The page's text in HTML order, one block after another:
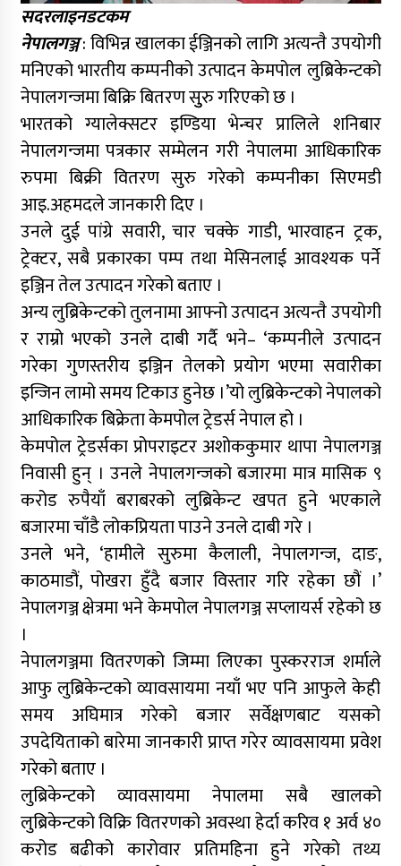
सदरलाइनडटकम
नेपालगञ्ज: विभिन्न खालका ईञ्जिनको लागि अत्यन्तै उपयोगी
मनिएको भारतीय कम्पनीको उत्पादन केमपोल लुब्रिकेन्टको
नेपालगन्जमा बिक्रि बितरण सुुरु गरिएको छ ।
भारतको ग्यालेक्सटर इण्डिया भेन्चर प्रालिले शनिबार
नेपालगन्जमा पत्रकार सम्मेलन गरी नेपालमा आधिकारिक
रुपमा बिक्री वितरण सुरु गरेको कम्पनीका सिएमडी
आइ.अहमदले जानकारी दिए ।
उनले दुई पांग्रे सवारी, चार चक्के गाडी, भारवाहन ट्रक,
ट्रेक्टर, सबै प्रकारका पम्प तथा मेसिनलाई आवश्यक पर्ने
इञ्जिन तेल उत्पादन गरेको बताए ।
अन्य लुब्रिकेन्टको तुलनामा आफ्नो उत्पादन अत्यन्तै उपयोगी
र राम्रो भएको उनले दाबी गर्दै भने– ‘कम्पनीले उत्पादन
गरेका गुणस्तरीय इञ्जिन तेलको प्रयोग भएमा सवारीका
इन्जिन लामो समय टिकाउ हुनेछ ।’यो लुब्रिकेन्टको नेपालको
आधिकारिक बिक्रेता केमपोल ट्रेडर्स नेपाल हो ।
केमपोल ट्रेडर्सका प्रोपराइटर अशोककुमार थापा नेपालगञ्ज
निवासी हुन् । उनले नेपालगन्जको बजारमा मात्र मासिक ९
करोड रुपैयाँ बराबरको लुब्रिकेन्ट खपत हुने भएकाले
बजारमा चाँडै लोकप्रियता पाउने उनले दाबी गरे ।
उनले भने, ‘हामीले सुरुमा कैलाली, नेपालगन्ज, दाङ,
काठमाडौं, पोखरा हुँदै बजार विस्तार गरि रहेका छौं ।’
नेपालगञ्ज क्षेत्रमा भने केमपोल नेपालगञ्ज सप्लायर्स रहेको छ
।
नेपालगञ्जमा वितरणको जिम्मा लिएका पुस्करराज शर्माले
आफु लुब्रिकेन्टको व्यावसायमा नयाँ भए पनि आफुले केही
समय अघिमात्र गरेको बजार सर्वेक्षणबाट यसको
उपदेयिताको बारेमा जानकारी प्राप्त गरेर व्यावसायमा प्रवेश
गरेको बताए ।
लुब्रिकेन्टको व्यावसायमा नेपालमा सबै खालको
लुब्रिकेन्टको विक्रि वितरणको अवस्था हेर्दा करिव १ अर्व ४०
करोड बढीको कारोवार प्रतिमहिना हुने गरेको तथ्य